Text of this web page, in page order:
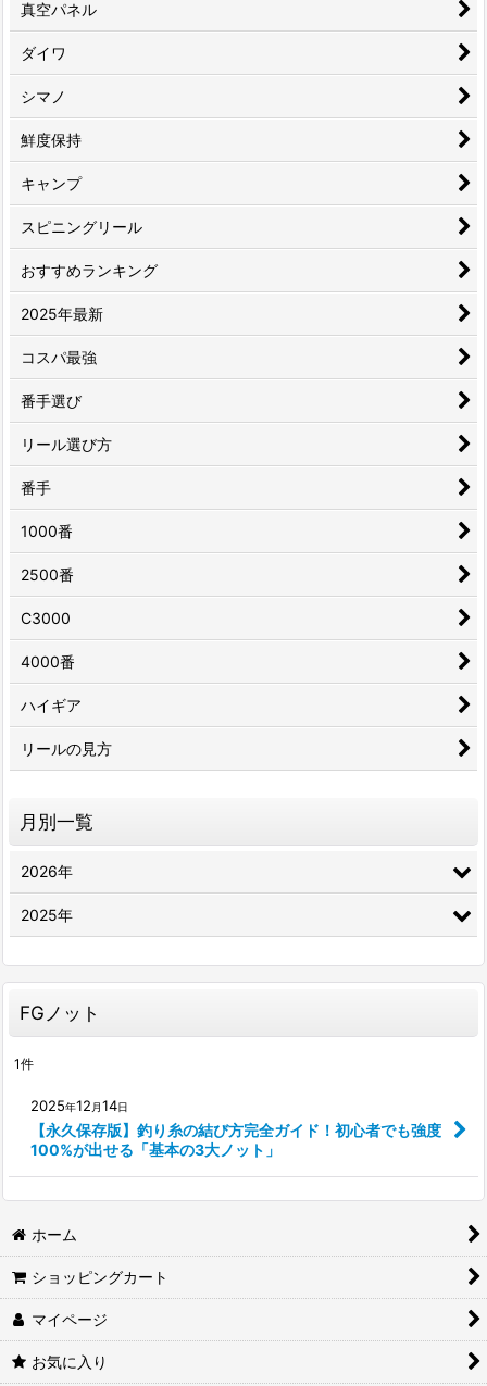
FGノット
1件
2025年12 月14日
【永久保存版】釣り糸の結び方完全ガイド！初心者でも強度
100%が出せる「基本の3大ノット」
真空パネル
ダイワ
シマノ
鮮度保持
キャンプ
スピニングリール
おすすめランキング
2025年最新
コスパ最強
番手選び
リール選び方
番手
1000番
2500番
C3000
4000番
ハイギア
リールの見方
月別一覧
2026年
2025年
ホーム
ショッピングカート
マイページ
お気に入り